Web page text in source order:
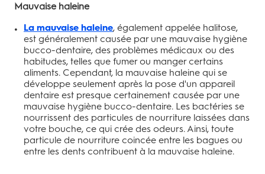
Mauvaise haleine
La mauvaise haleine, également appelée halitose,
est généralement causée par une mauvaise hygiène
bucco-dentaire, des problèmes médicaux ou des
habitudes, telles que fumer ou manger certains
aliments. Cependant, la mauvaise haleine qui se
développe seulement après la pose d'un appareil
dentaire est presque certainement causée par une
mauvaise hygiène bucco-dentaire. Les bactéries se
nourrissent des particules de nourriture laissées dans
votre bouche, ce qui crée des odeurs. Ainsi, toute
particule de nourriture coincée entre les bagues ou
entre les dents contribuent à la mauvaise haleine.